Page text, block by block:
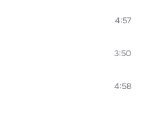
4:57
3:50
4:58